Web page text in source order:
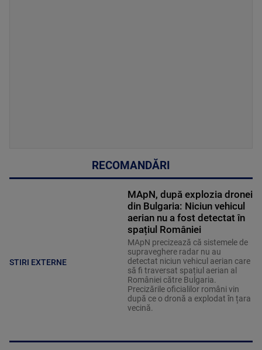
RECOMANDĂRI
STIRI EXTERNE
MApN, după explozia dronei
din Bulgaria: Niciun vehicul
aerian nu a fost detectat în
spațiul României
MApN precizează că sistemele de
supraveghere radar nu au
detectat niciun vehicul aerian care
să fi traversat spațiul aerian al
României către Bulgaria.
Precizările oficialilor români vin
după ce o dronă a explodat în țara
vecină.